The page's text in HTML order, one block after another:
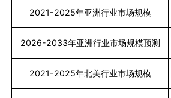
2021-2025年亚洲行业市场规模
2026-2033年亚洲行业市场规模预测
2021-2025年北美行业市场规模